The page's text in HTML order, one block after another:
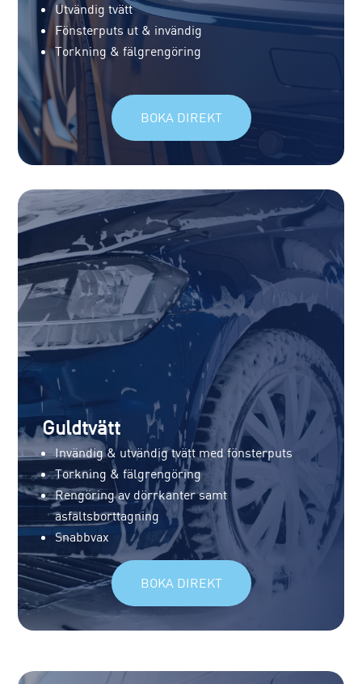
Utvändig tvätt
Fönsterputs ut & invändig
Torkning & fälgrengöring
BOKA DIREKT
Guldtvätt
Invändig & utvändig tvätt med fönsterputs
Torkning & fälgrengöring
Rengöring av dörrkanter samt
asfaltsborttagning
Snabbvax
BOKA DIREKT